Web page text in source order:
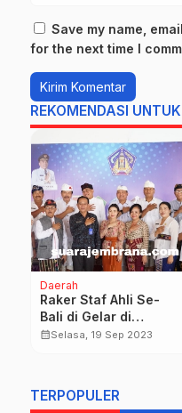
Save my name,
for the next time I
REKOMENDASI
Daerah
Raker Staf Ahli Se-
Bali di Gelar di
Jembrana
calendar_monthSelasa, 19 Sep 2023
TERPOPULER